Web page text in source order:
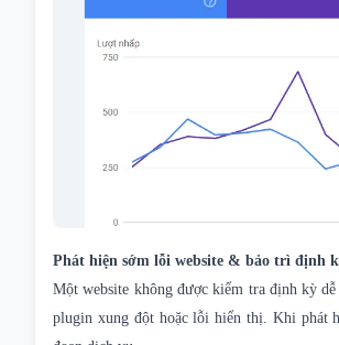
Phát hiện sớm lỗi website & bảo trì định
Một website không được kiểm tra định kỳ
plugin xung đột hoặc lỗi hiển thị. Khi phát